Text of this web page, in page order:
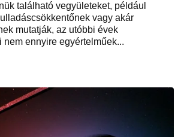
található vegyületeket, például
vagy akár
mutatják, az utóbbi évek
nem ennyire egyértelműek...